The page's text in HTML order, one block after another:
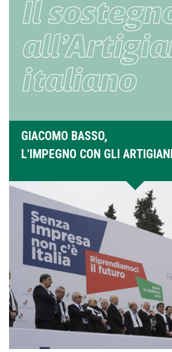
GIACOMO BASSO,
L'IMPEGNO CON GLI ARTIGIANI